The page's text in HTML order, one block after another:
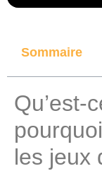
Sommaire
Qu’est-
les jeux